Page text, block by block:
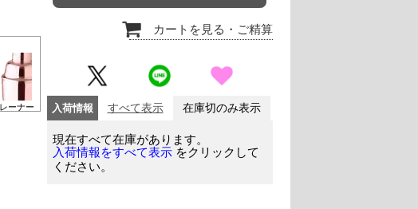
ーナー
カートを見る ・ご精算
入荷情報 すべて表示 在庫切のみ表示
現在すべて在庫があります。
入荷情報をすべて表示 をクリックして
ください。